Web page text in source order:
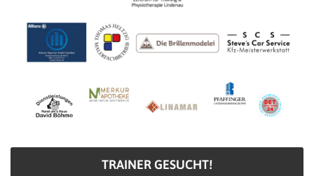
TRAINER GESUCHT!